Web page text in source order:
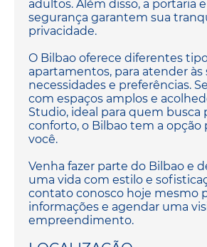
adultos. Além disso, a portaria
segurança garantem sua
privacidade.
O Bilbao oferece diferentes
apartamentos, para atender às
necessidades e preferências.
com espaços amplos e
Studio, ideal para quem busca
conforto, o Bilbao tem a opção
você.
Venha fazer parte do Bilbao e
uma vida com estilo e
contato conosco hoje mesmo
informações e agendar uma
empreendimento.